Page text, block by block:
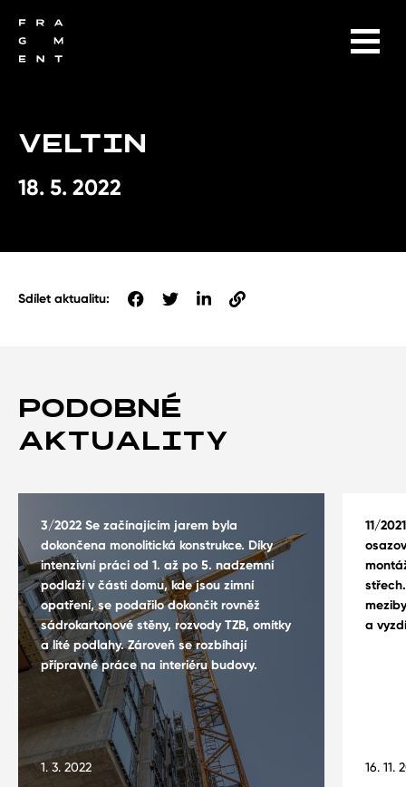
VELTIN
18. 5. 2022
Sdílet aktualitu:
PODOBNÉ
AKTUALITY
3/2022 Se začínajícím jarem byla
dokončena monolitická konstrukce. Díky
intenzivní práci od 1. až po 5. nadzemní
podlaží v části domu, kde jsou zimní
opatření, se podařilo dokončit rovněž
sádrokartonové stěny, rozvody TZB, omítky
a lité podlahy. Zároveň se rozbíhají
přípravné práce na interiéru budovy.
1. 3. 2022
11/
a
16. 11.